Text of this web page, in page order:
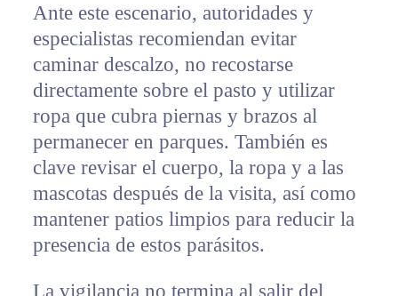
Ante este escenario, autoridades y
especialistas recomiendan evitar
caminar descalzo, no recostarse
directamente sobre el pasto y utilizar
ropa que cubra piernas y brazos al
permanecer en parques. También es
clave revisar el cuerpo, la ropa y a las
mascotas después de la visita, así como
mantener patios limpios para reducir la
presencia de estos parásitos.
La vigilancia no termina al salir del